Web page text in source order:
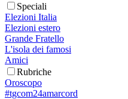
Speciali
Elezioni Italia
Elezioni estero
Grande Fratello
L'isola dei famosi
Amici
Rubriche
Oroscopo
#tgcom24amarcord